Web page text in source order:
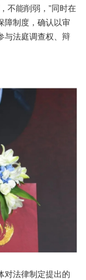
不能削弱，”同时在
障制度，确认以审
与法庭调查权、辩
法律制定提出的